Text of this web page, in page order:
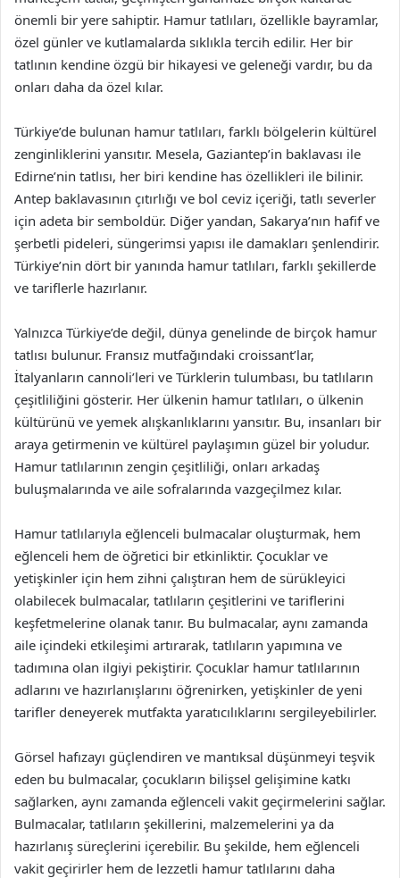
önemli bir yere sahiptir. Hamur tatlıları, özellikle bayramlar,
özel günler ve kutlamalarda sıklıkla tercih edilir. Her bir
tatlının kendine özgü bir hikayesi ve geleneği vardır, bu da
onları daha da özel kılar.
Türkiye’de bulunan hamur tatlıları, farklı bölgelerin kültürel
zenginliklerini yansıtır. Mesela, Gaziantep’in baklavası ile
Edirne’nin tatlısı, her biri kendine has özellikleri ile bilinir.
Antep baklavasının çıtırlığı ve bol ceviz içeriği, tatlı severler
için adeta bir semboldür. Diğer yandan, Sakarya’nın hafif ve
şerbetli pideleri, süngerimsi yapısı ile damakları şenlendirir.
Türkiye’nin dört bir yanında hamur tatlıları, farklı şekillerde
ve tariflerle hazırlanır.
Yalnızca Türkiye’de değil, dünya genelinde de birçok hamur
tatlısı bulunur. Fransız mutfağındaki croissant’lar,
İtalyanların cannoli’leri ve Türklerin tulumbası, bu tatlıların
çeşitliliğini gösterir. Her ülkenin hamur tatlıları, o ülkenin
kültürünü ve yemek alışkanlıklarını yansıtır. Bu, insanları bir
araya getirmenin ve kültürel paylaşımın güzel bir yoludur.
Hamur tatlılarının zengin çeşitliliği, onları arkadaş
buluşmalarında ve aile sofralarında vazgeçilmez kılar.
Hamur tatlılarıyla eğlenceli bulmacalar oluşturmak, hem
eğlenceli hem de öğretici bir etkinliktir. Çocuklar ve
yetişkinler için hem zihni çalıştıran hem de sürükleyici
olabilecek bulmacalar, tatlıların çeşitlerini ve tariflerini
keşfetmelerine olanak tanır. Bu bulmacalar, aynı zamanda
aile içindeki etkileşimi artırarak, tatlıların yapımına ve
tadımına olan ilgiyi pekiştirir. Çocuklar hamur tatlılarının
adlarını ve hazırlanışlarını öğrenirken, yetişkinler de yeni
tarifler deneyerek mutfakta yaratıcılıklarını sergileyebilirler.
Görsel hafızayı güçlendiren ve mantıksal düşünmeyi teşvik
eden bu bulmacalar, çocukların bilişsel gelişimine katkı
sağlarken, aynı zamanda eğlenceli vakit geçirmelerini sağlar.
Bulmacalar, tatlıların şekillerini, malzemelerini ya da
hazırlanış süreçlerini içerebilir. Bu şekilde, hem eğlenceli
vakit geçirirler hem de lezzetli hamur tatlılarını daha